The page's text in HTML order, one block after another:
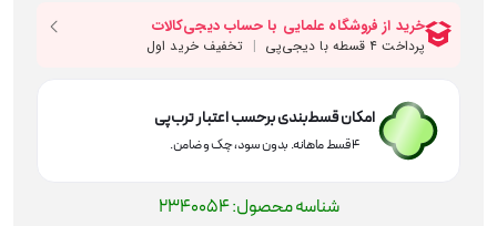
امکان قسط‌بندی برحسب اعتبار ترب‌پی
۴ قسط ماهانه. بدون سود، چک و ضامن.
شناسه محصول:2340054